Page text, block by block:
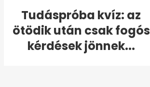
Tudáspróba kvíz: az
ötödik után csak fogós
kérdések jönnek...